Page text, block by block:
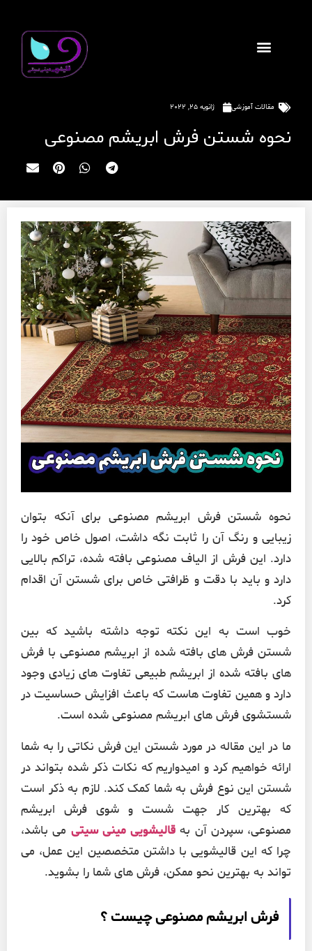
مقالات آموزشی ژانویه 25, 2022
نحوه شستن فرش ابریشم مصنوعی
نحوه شستن فرش ابریشم مصنوعی برای آنکه بتوان
زیبایی و رنگ آن را ثابت نگه داشت، اصول خاص خود را
دارد. این فرش از الیاف مصنوعی بافته شده، تراکم بالایی
دارد و باید با دقت و ظرافتی خاص برای شستن آن اقدام
کرد.
خوب است به این نکته توجه داشته باشید که بین
شستن فرش های بافته شده از ابریشم مصنوعی با فرش
های بافته شده از ابریشم طبیعی تفاوت های زیادی وجود
دارد و همین تفاوت هاست که باعث افزایش حساسیت در
شستشوی فرش های ابریشم مصنوعی شده است.
ما در این مقاله در مورد شستن این فرش نکاتی را به شما
ارائه خواهیم کرد و امیدواریم که نکات ذکر شده بتواند در
شستن این نوع فرش به شما کمک کند. لازم به ذکر است
که بهترین کار جهت شست و شوی فرش ابریشم
مصنوعی، سپردن آن به قالیشویی مینی سیتی می باشد،
چرا که این قالیشویی با داشتن متخصصین این عمل، می
تواند به بهترین نحو ممکن، فرش های شما را بشوید.
فرش ابریشم مصنوعی چیست ؟